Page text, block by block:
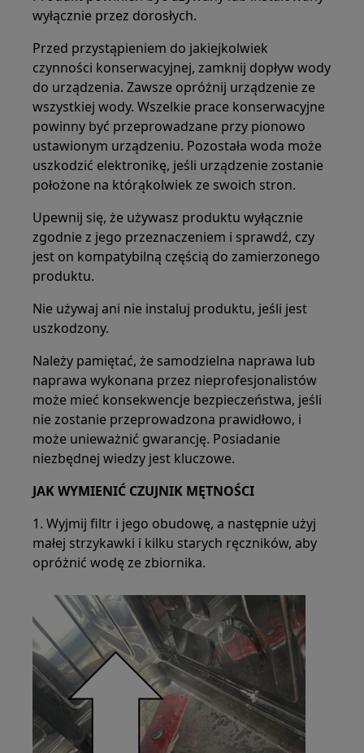
wyłącznie przez dorosłych.
Przed przystąpieniem do jakiejkolwiek
czynności konserwacyjnej, zamknij dopływ wody
do urządzenia. Zawsze opróżnij urządzenie ze
wszystkiej wody. Wszelkie prace konserwacyjne
powinny być przeprowadzane przy pionowo
ustawionym urządzeniu. Pozostała woda może
uszkodzić elektronikę, jeśli urządzenie zostanie
położone na którąkolwiek ze swoich stron.
Upewnij się, że używasz produktu wyłącznie
zgodnie z jego przeznaczeniem i sprawdź, czy
jest on kompatybilną częścią do zamierzonego
produktu.
Nie używaj ani nie instaluj produktu, jeśli jest
uszkodzony.
Należy pamiętać, że samodzielna naprawa lub
naprawa wykonana przez nieprofesjonalistów
może mieć konsekwencje bezpieczeństwa, jeśli
nie zostanie przeprowadzona prawidłowo, i
może unieważnić gwarancję. Posiadanie
niezbędnej wiedzy jest kluczowe.
JAK WYMIENIĆ CZUJNIK MĘTNOŚCI
1. Wyjmij filtr i jego obudowę, a następnie użyj
małej strzykawki i kilku starych ręczników, aby
opróżnić wodę ze zbiornika.